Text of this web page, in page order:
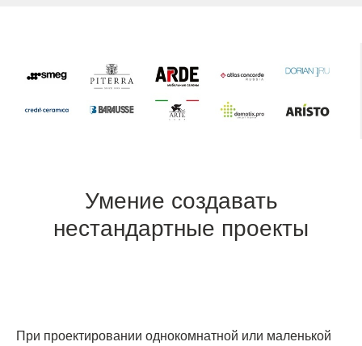
Умение создавать
нестандартные проекты
При проектировании однокомнатной или маленькой